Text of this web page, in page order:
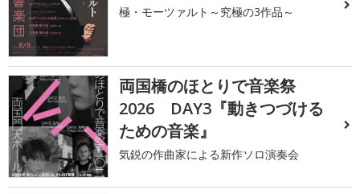
極・モーツァルト～究極の3作品～
両国橋のほとりで音楽祭
2026 DAY3『動きつづける
ための音楽』
気鋭の作曲家による新作ソロ演奏会